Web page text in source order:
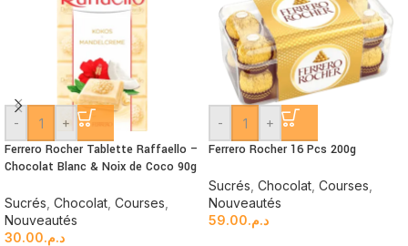
- +
Ferrero Rocher Tablette Raffaello –
Chocolat Blanc & Noix de Coco 90g
Sucrés Chocolat Courses
Nouveautés
د.م.30.00
- +
Ferrero Rocher 16 Pcs 200g
Sucrés Chocolat Courses
Nouveautés
د.م.59.00